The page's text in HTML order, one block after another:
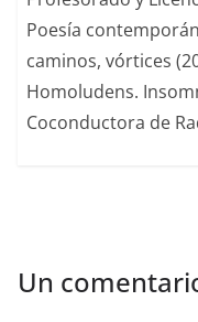
Poesía
caminos, vórtices
Homoludens.
Coconductora de
Un